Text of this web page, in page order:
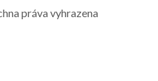
práva vyhrazena